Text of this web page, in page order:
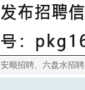
安顺招聘、 六盘水招聘